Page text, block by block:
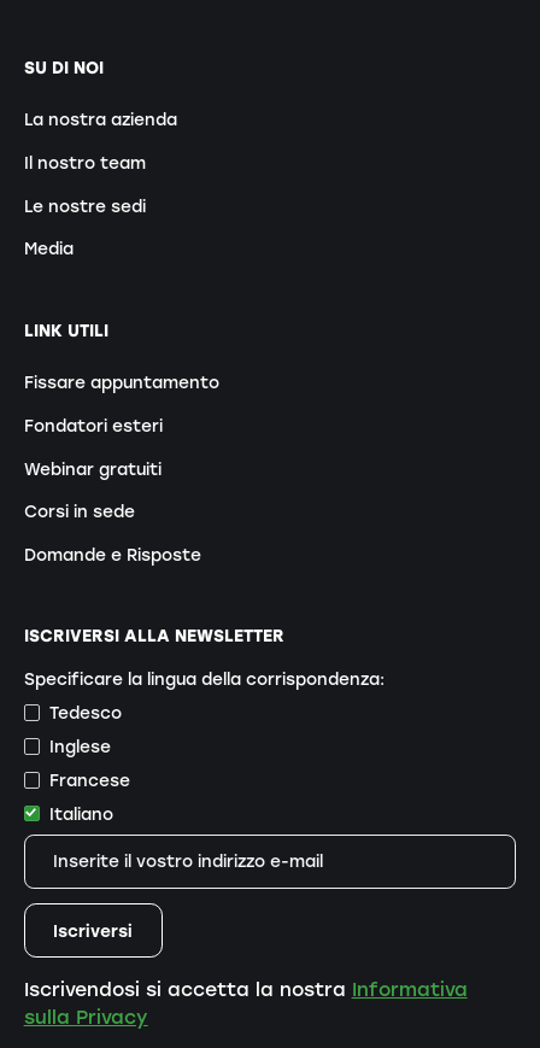
SU DI NOI
La nostra azienda
Il nostro team
Le nostre sedi
Media
LINK UTILI
Fissare appuntamento
Fondatori esteri
Webinar gratuiti
Corsi in sede
Domande e Risposte
ISCRIVERSI ALLA NEWSLETTER
Specificare la lingua della corrispondenza:
Tedesco
Inglese
Francese
Italiano
Iscrivendosi si accetta la nostra Informativa
sulla Privacy